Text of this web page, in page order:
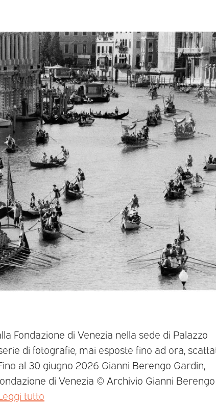
Fondazione di Venezia nella sede di Palazzo
di fotografie, mai esposte fino ad ora,
al 30 giugno 2026 Gianni Berengo Gardin,
di Venezia © Archivio Gianni Berengo
tutto